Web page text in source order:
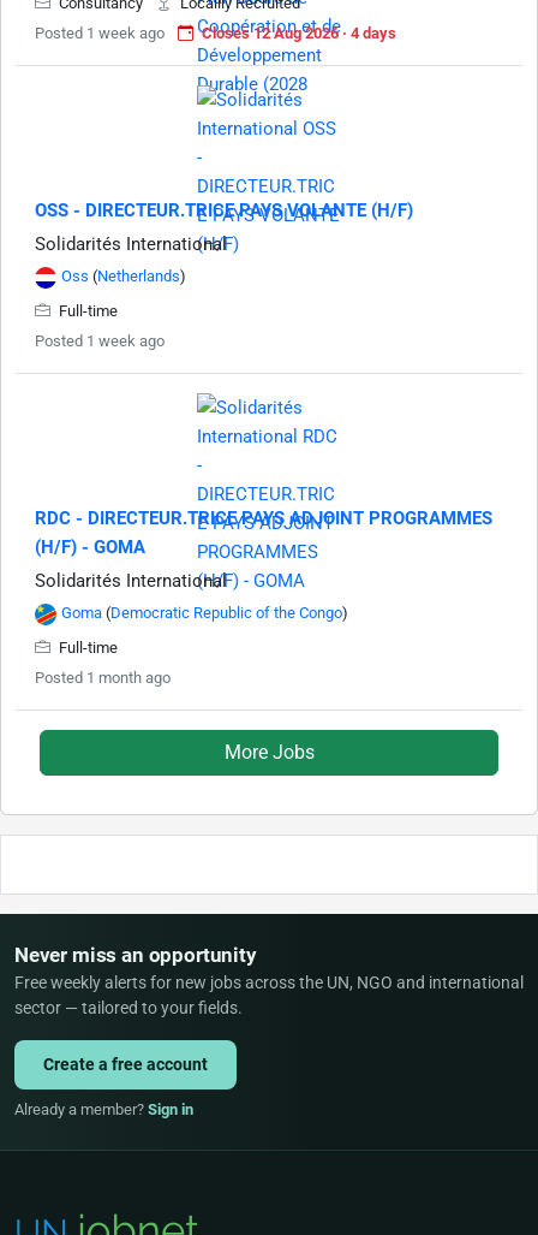
Posted 1 week ago
Closes 12 Aug 2026 · 4 days
OSS - DIRECTEUR.TRICE PAYS VOLANTE (H/F)
Solidarités International
Oss (Netherlands)
Full-time
Posted 1 week ago
RDC - DIRECTEUR.TRICE PAYS ADJOINT PROGRAMMES
(H/F) - GOMA
Solidarités International
Goma (Democratic Republic of the Congo)
Full-time
Posted 1 month ago
More Jobs
Never miss an opportunity
Free weekly alerts for new jobs across the UN, NGO and international
sector — tailored to your fields.
Create a free account
Already a member? Sign in